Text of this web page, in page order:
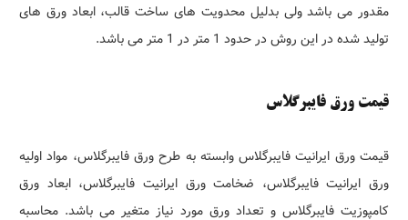
مقدور می باشد ولی بدلیل محدویت های ساخت قالب، ابعاد ورق های
تولید شده در این روش در حدود 1 متر در 1 متر می باشد.
قیمت ورق فایبرگلاس
قیمت ورق ایرانیت فایبرگلاس وابسته به طرح ورق فایبرگلاس، مواد اولیه
ورق ایرانیت فایبرگلاس، ضخامت ورق ایرانیت فایبرگلاس، ابعاد ورق
کامپوزیت فایبرگلاس و تعداد ورق مورد نیاز متغیر می باشد. محاسبه